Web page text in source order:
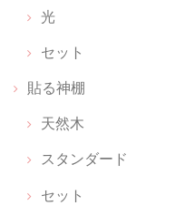
丁寧な包装📦で取り扱いが
る前に取り出してしまった
良いのが見つかりました
お守りのお
光
セット
貼る神棚
天然木
スタンダード
セット